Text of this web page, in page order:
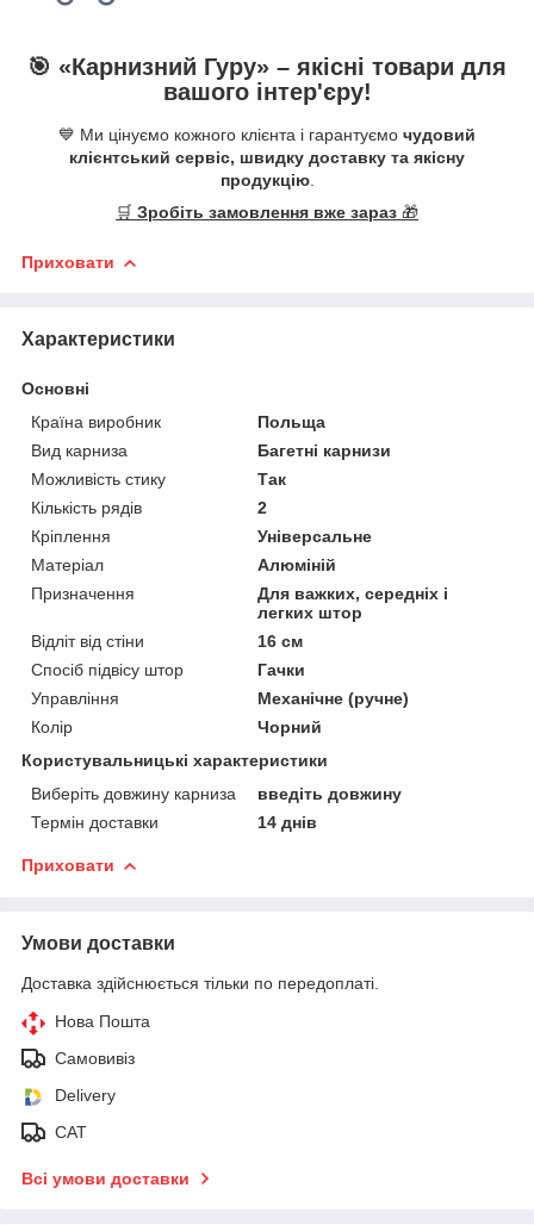
🎯 «Карнизний Гуру» – якісні товари для
вашого інтер'єру!
💙 Ми цінуємо кожного клієнта і гарантуємо чудовий
клієнтський сервіс, швидку доставку та якісну
продукцію.
🛒 Зробіть замовлення вже зараз 🎁
Приховати
Характеристики
Основні
Країна виробник
Польща
Вид карниза
Багетні карнизи
Можливість стику
Так
Кількість рядів
2
Кріплення
Універсальне
Матеріал
Алюміній
Призначення
Для важких, середніх і
легких штор
Відліт від стіни
16 см
Спосіб підвісу штор
Гачки
Управління
Механічне (ручне)
Колір
Чорний
Користувальницькі характеристики
Виберіть довжину карниза
введіть довжину
Термін доставки
14 днів
Приховати
Умови доставки
Доставка здійснюється тільки по передоплаті.
Нова Пошта
Самовивіз
Delivery
САТ
Всі умови доставки